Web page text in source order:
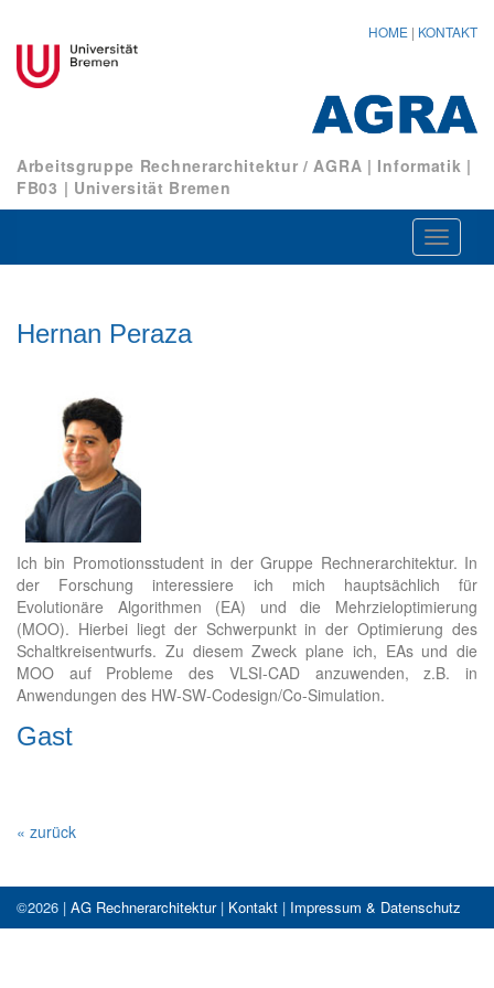
HOME | KONTAKT
Arbeitsgruppe Rechnerarchitektur / AGRA | Informatik |
FB03 | Universität Bremen
ein-/
Hernan Peraza
Ich bin Promotionsstudent in der Gruppe Rechnerarchitektur. In
der Forschung interessiere ich mich hauptsächlich für
Evolutionäre Algorithmen (EA) und die Mehrzieloptimierung
(MOO). Hierbei liegt der Schwerpunkt in der Optimierung des
Schaltkreisentwurfs. Zu diesem Zweck plane ich, EAs und die
MOO auf Probleme des VLSI-CAD anzuwenden, z.B. in
Anwendungen des HW-SW-Codesign/Co-Simulation.
Gast
« zurück
©2026 | AG Rechnerarchitektur| Kontakt | Impressum & Datenschutz